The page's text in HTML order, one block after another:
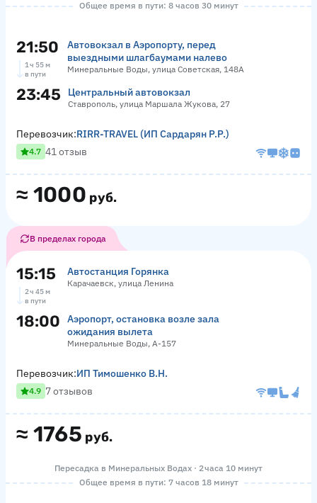
Общее время в пути: 8 часов 30 минут
21:50
Автовокзал в Аэропорту, перед
выездными шлагбаумами налево
Минеральные Воды, улица Советская, 148А
1 ч 55 м
в пути
23:45 Центральный автовокзал
Ставрополь, улица Маршала Жукова, 27
≈ 1000 руб.
Перевозчик:RIRR-TRAVEL (ИП Сардарян Р.Р.)
4.7 41 отзыв
В пределах города
15:15 Автостанция Горянка
Карачаевск, улица Ленина
2 ч 45 м
в пути
18:00
Аэропорт, остановка возле зала
ожидания вылета
Минеральные Воды, А-157
≈ 1765 руб.
Перевозчик:ИП Тимошенко В.Н.
4.9 7 отзывов
Пересадка в Минеральных Водах · 2 часа 10 минут
Общее время в пути: 7 часов 18 минут